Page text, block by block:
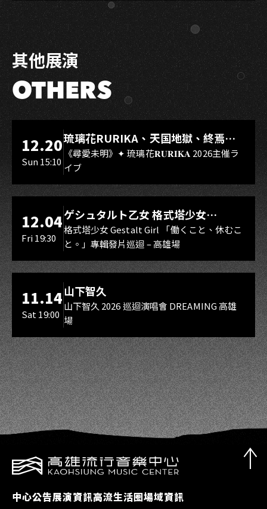
其他展演
OTHERS
LIVE WAREHOUSE 小庫
12.20
Sun 15:10
琉璃花RURIKA、天国地獄、終焉
Rebirth、DUALIA、無我夢中、花奏
スマイル（O.A.）
《尋愛未明》✦ 琉璃花𝐑𝐔𝐑𝐈𝐊𝐀 2026主催ラ
イブ
LIVE WAREHOUSE 小庫
12.04
Fri 19:30
ゲシュタルト乙女 格式塔少女
Gestalt Girl
格式塔少女 Gestalt Girl 「働くこと、休むこ
と。」專輯發片巡迴 – 高雄場
11.14
Sat 19:00
山下智久
山下智久 2026 巡迴演唱會 DREAMING 高雄
場
中心公告展演資訊高流生活圈場域資訊